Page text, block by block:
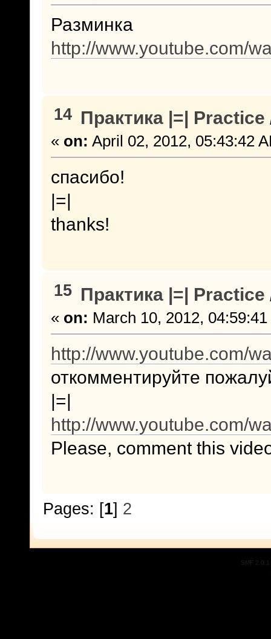
Разминка
http://www.youtube.com/
14 Практика |=| Practice
« on: April 02, 2012, 05:43:42
спасибо!
|=|
thanks!
15 Практика |=| Practice
« on: March 10, 2012,
http://www.youtube.com/
откомментируйте
|=|
http://www.youtube.com/
Please, comment this
Pages: [1] 2
SMF 2.0.1